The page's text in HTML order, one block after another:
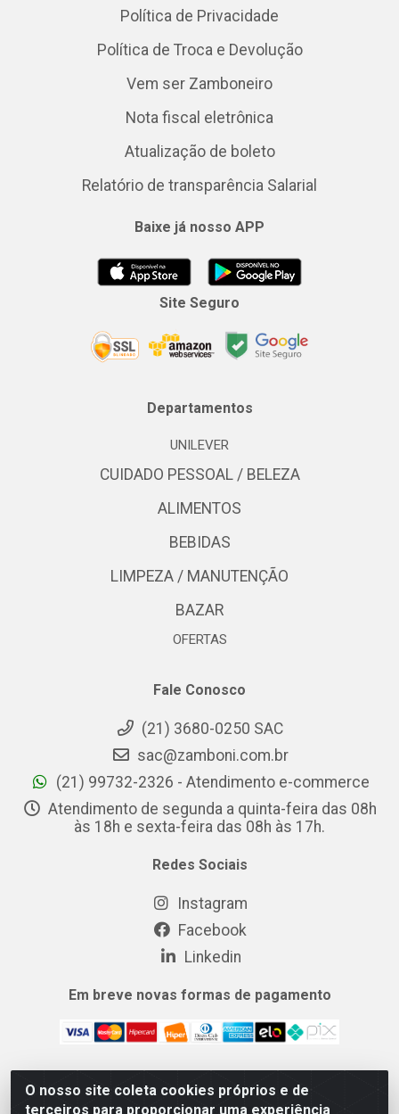
O nosso site coleta cookies próprios e de
terceiros para proporcionar uma experiência
Política de Privacidade
Política de Troca e Devolução
Vem ser Zamboneiro
Nota fiscal eletrônica
Atualização de boleto
Relatório de transparência Salarial
Baixe já nosso APP
Site Seguro
Departamentos
UNILEVER
CUIDADO PESSOAL / BELEZA
ALIMENTOS
BEBIDAS
LIMPEZA / MANUTENÇÃO
BAZAR
OFERTAS
Fale Conosco
(21) 3680-0250 SAC
sac@zamboni.com.br
(21) 99732-2326 - Atendimento e-commerce
Atendimento de segunda a quinta-feira das 08h
às 18h e sexta-feira das 08h às 17h.
Redes Sociais
Instagram
Facebook
Linkedin
Em breve novas formas de pagamento
MIX CERTO DISTRIBUIDORA DE COSMÉTICOS ALIMENTOS E